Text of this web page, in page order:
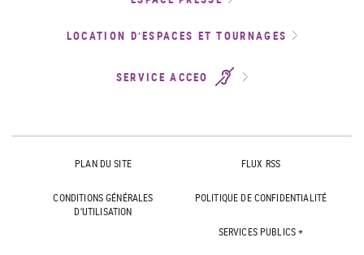
LOCATION D’ESPACES ET TOURNAGES
SERVICE ACCEO
PLAN DU SITE FLUX RSS
CONDITIONS GÉNÉRALES
D'UTILISATION
POLITIQUE DE CONFIDENTIALITÉ
SERVICES PUBLICS +